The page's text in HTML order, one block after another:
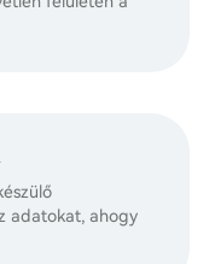
adatokat, ahogy